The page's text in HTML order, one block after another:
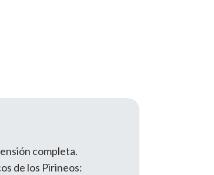
completa.
de los Pirineos: